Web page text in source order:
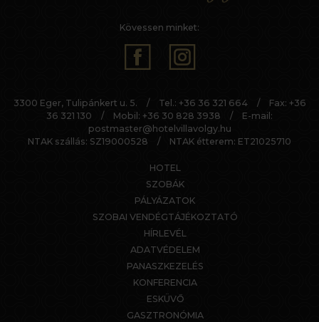
Kövessen minket:
3300 Eger, Tulipánkert u. 5. / Tel.: +36 36 321 664 /
Fax: +36
36 321 130
/ Mobil: +36 30 828 3938 /
E-mail:
postmaster@hotelvillavolgy.hu
NTAK szállás: SZ19000528
/ NTAK étterem: ET21025710
HOTEL
SZOBÁK
PÁLYÁZATOK
SZOBAI VENDÉGTÁJÉKOZTATÓ
HÍRLEVÉL
ADATVÉDELEM
PANASZKEZELÉS
KONFERENCIA
ESKÜVŐ
GASZTRONÓMIA